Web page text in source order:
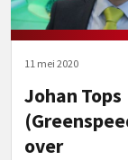
11 mei 2020
Johan Tops
over